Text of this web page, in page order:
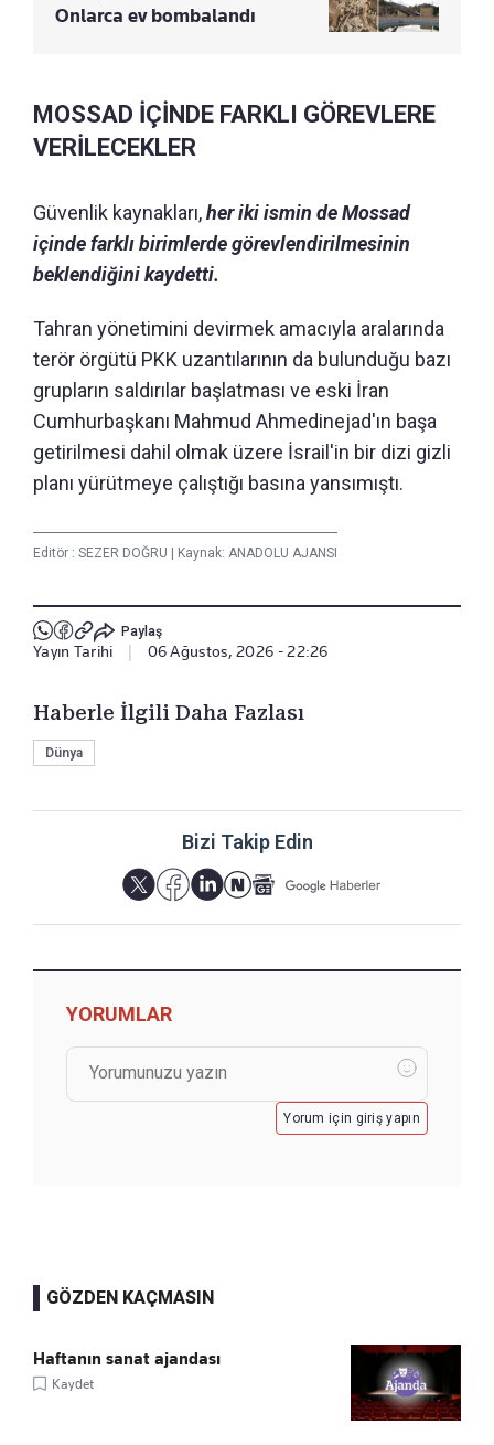
Onlarca ev bombalandı
MOSSAD İÇİNDE FARKLI GÖREVLERE
VERİLECEKLER
Güvenlik kaynakları,her iki ismin de Mossad
içinde farklı birimlerde görevlendirilmesinin
beklendiğini kaydetti.
Tahran yönetimini devirmek amacıyla aralarında
terör örgütü PKK uzantılarının da bulunduğu bazı
grupların saldırılar başlatması ve eski İran
Cumhurbaşkanı Mahmud Ahmedinejad'ın başa
getirilmesi dahil olmak üzere İsrail'in bir dizi gizli
planı yürütmeye çalıştığı basına yansımıştı.
Editör : SEZER DOĞRU | Kaynak: ANADOLU AJANSI
Paylaş
Yayın Tarihi | 06 Ağustos, 2026 - 22:26
Haberle İlgili Daha Fazlası
Dünya
Bizi Takip Edin
YORUMLAR
Yorum için giriş yapın
GÖZDEN KAÇMASIN
Haftanın sanat ajandası
Kaydet